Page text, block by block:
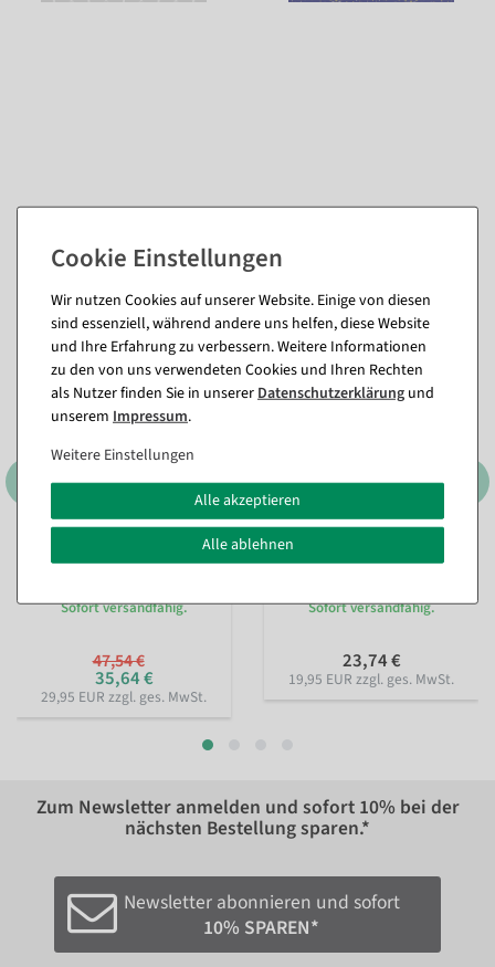
Passende Artikel zu diesem Produkt
(8)
%
Geschenkpapier gepunktet
Sofort versandfähig.
47,54 €
35,64 €
29,95 EUR zzgl. ges. MwSt.
Geschenkpapier Rosa
Blütensturm, 70cm breit, 40
Sofort versandfähig.
23,74 €
19,95 EUR zzgl. ges. MwSt.
Zum Newsletter anmelden und sofort 10% bei der
nächsten Bestellung sparen.*
Newsletter abonnieren und sofort
10% SPAREN*
Wir nutzen Cookies auf unserer Website. Einige von diesen
sind essenziell, während andere uns helfen, diese Website
und Ihre Erfahrung zu verbessern. Weitere Informationen
zu den von uns verwendeten Cookies und Ihren Rechten
als Nutzer finden Sie in unsererDaten­schutz­erklärung und
unserem Impressum.
Weitere Einstellungen
Alle akzeptieren
Alle ablehnen